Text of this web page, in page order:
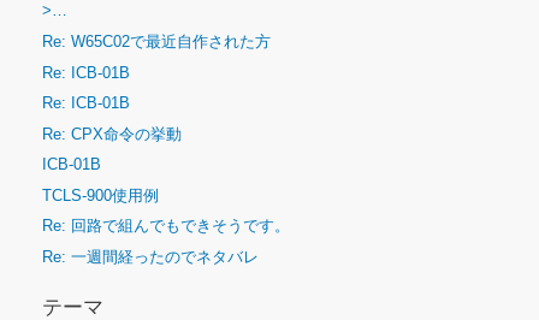
>…
Re: W65C02で最近自作された方
Re: ICB-01B
Re: ICB-01B
Re: CPX命令の挙動
ICB-01B
TCLS-900使用例
Re: 回路で組んでもできそうです。
Re: 一週間経ったのでネタバレ
テーマ